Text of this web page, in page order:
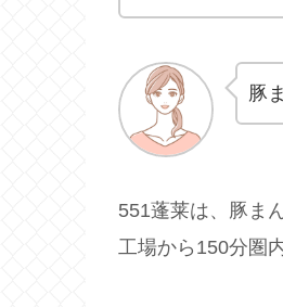
豚
551蓬莱は、豚ま
工場から150分圏